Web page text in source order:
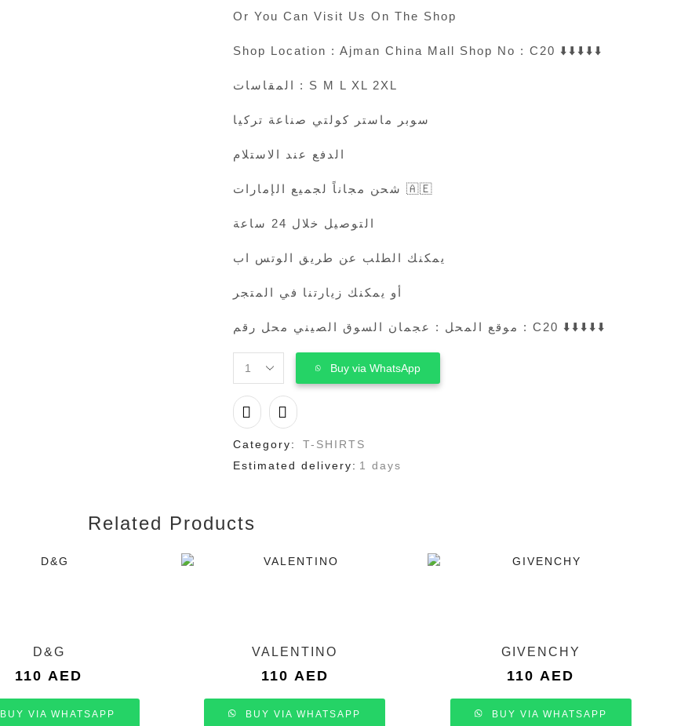
Or You Can Visit Us On The Shop
Shop Location : Ajman China Mall Shop No : C20 ⬇️⬇️⬇️⬇️⬇️
المقاسات : S M L XL 2XL
سوبر ماستر كولتي صناعة تركيا
الدفع عند الاستلام
شحن مجاناً لجميع الإمارات 🇦🇪
التوصيل خلال 24 ساعة
يمكنك الطلب عن طريق الوتس اب
أو يمكنك زيارتنا في المتجر
موقع المحل : عجمان السوق الصيني محل رقم : C20 ⬇️⬇️⬇️⬇️⬇️
BURBERRY
quantity
Buy via WhatsApp
Category:
T-SHIRTS
Estimated delivery: 1 days
Related Products
D&G
110AED
BUY VIA WHATSAPP
VALENTINO
110 AED
BUY VIA WHATSAPP
GIVENCHY
110AED
BUY VIA WHATSAPP